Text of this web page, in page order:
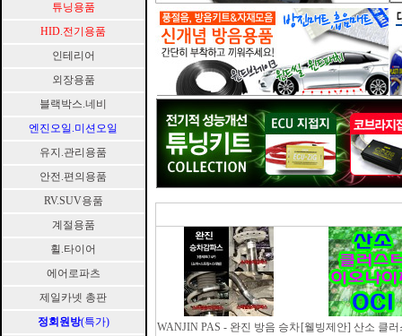
튜닝용품
HID.전기용품
인테리어
외장용품
블랙박스.네비
엔진오일.미션오일
유지.관리용품
안전.편의용품
RV.SUV용품
계절용품
휠.타이어
에어로파츠
제일카넷 총판
정회원방(특가)
WANJIN PAS - 완진 방음 승차 [웰빙제안] 산소 클